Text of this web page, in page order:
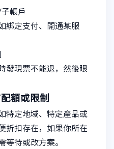
帳戶
綁定支付、開通某服
發現票不能退，然後眼
額或限制
特定地域、特定產品或
折扣存在，如果你所在
等待或改方案。